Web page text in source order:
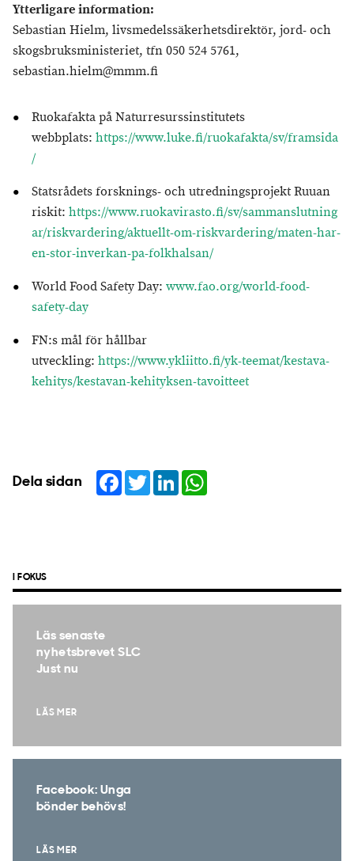
Ytterligare information:
Sebastian Hielm, livsmedelssäkerhetsdirektör, jord- och
skogsbruksministeriet, tfn 050 524 5761,
sebastian.hielm@mmm.fi
Ruokafakta på Naturresurssinstitutets
webbplats: https://www.luke.fi/ruokafakta/sv/framsida
/
Statsrådets forsknings- och utredningsprojekt Ruuan
riskit: https://www.ruokavirasto.fi/sv/sammanslutning
ar/riskvardering/aktuellt-om-riskvardering/maten-har-
en-stor-inverkan-pa-folkhalsan/
World Food Safety Day: www.fao.org/world-food-
safety-day
FN:s mål för hållbar
utveckling: https://www.ykliitto.fi/yk-teemat/kestava-
kehitys/kestavan-kehityksen-tavoitteet
Dela sidan Facebook
TwitterLinkedIn
I FOKUS
Läs senaste
nyhetsbrevet SLC
Just nu
LÄS MER
Facebook: Unga
bönder behövs!
LÄS MER